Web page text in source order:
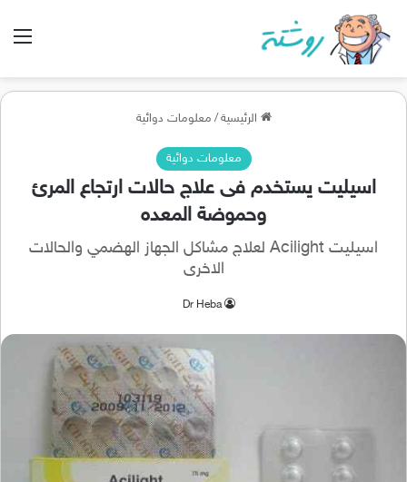
الرئيسية / معلومات دوائية
معلومات دوائية
اسيليت يستخدم فى علاج حالات ارتجاع المرئ
وحموضة المعده
اسيليت Acilight لعلاج مشاكل الجهاز الهضمي والحالات
الاخرى
Dr Heba